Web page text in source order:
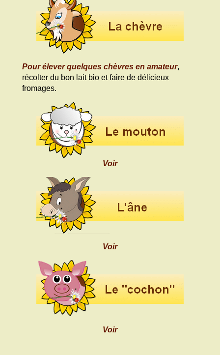
Pour élever quelques chèvres en amateur,
récolter du bon lait bio et faire de délicieux
fromages.
Voir
Voir
Voir